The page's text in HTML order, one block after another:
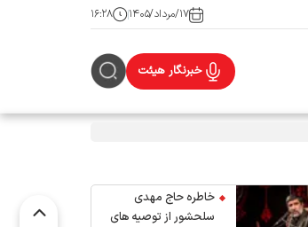
۱۷/مرداد/۱۴۰۵ ۱۶:۲۸
خبرنگار هیئت
خاطره حاج مهدی
سلحشور از توصیه های